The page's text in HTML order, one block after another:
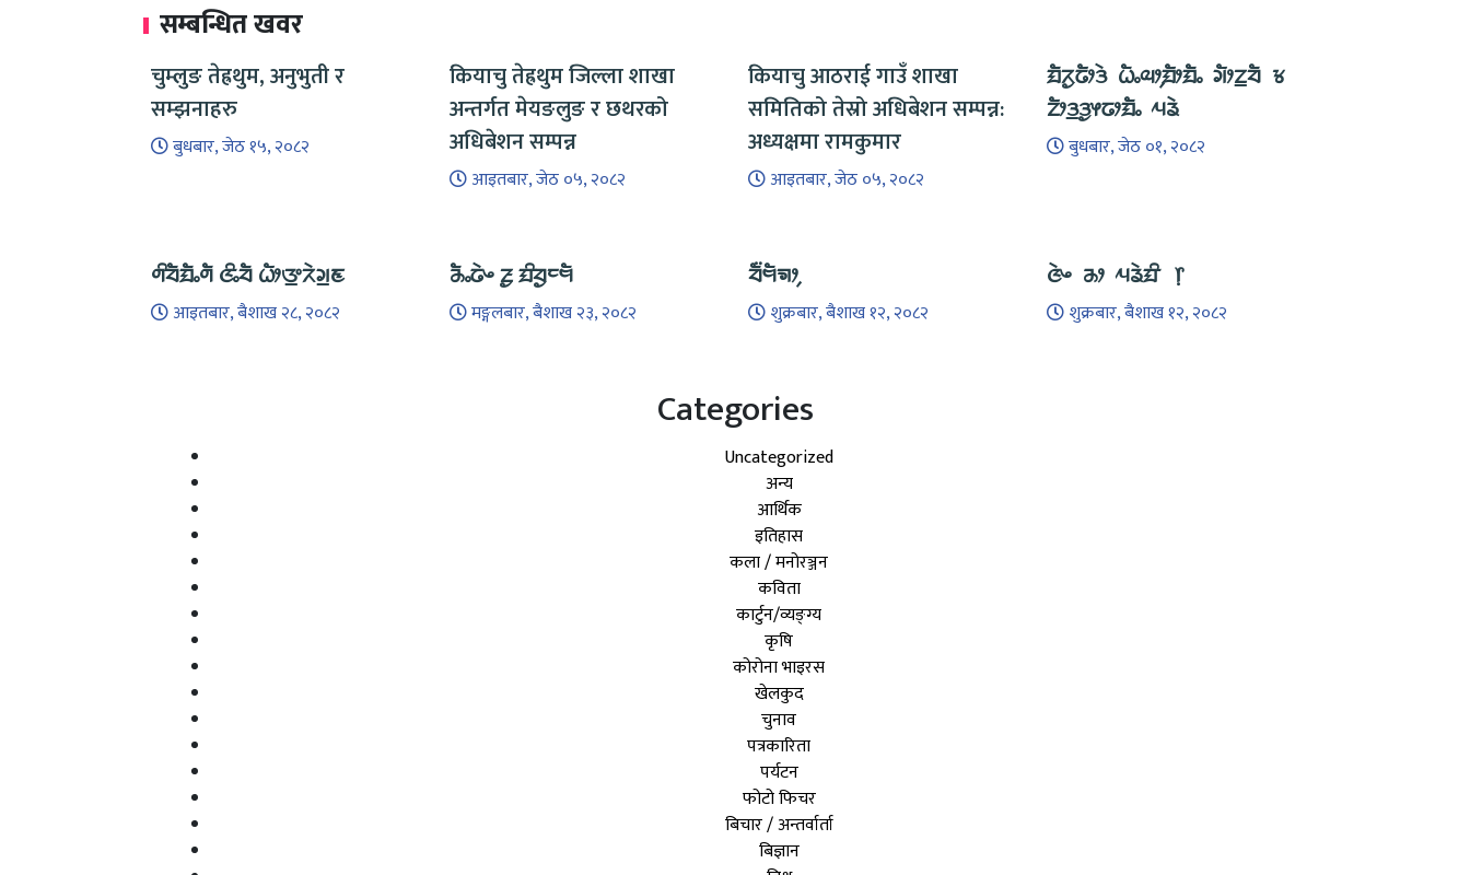
सम्बन्धित खवर
चुम्लुङ तेह्रथुम, अनुभुती र
सम्झनाहरु
बुधबार, जेठ १५, २०८२
कियाचु तेह्रथुम जिल्ला शाखा
अन्तर्गत मेयङलुङ र छथरको
अधिबेशन सम्पन्न
आइतबार, जेठ ०५, २०८२
कियाचु आठराई गाउँ शाखा
समितिको तेस्रो अधिबेशन सम्पन्न:
अध्यक्षमा रामकुमार
आइतबार, जेठ ०५, २०८२
ᤀᤠᤖᤢᤒᤥᤋᤧ ᤐᤠᤱᤓᤣ᤹ᤀᤥᤀᤠᤱ ᤆᤥᤁ᤻ᤔᤠ ᤃ
ᤁᤥᤋ᤻ᤋᤢᤶᤒᤣᤀᤠᤱ ᤘᤕᤧ
बुधबार, जेठ ०१, २०८२
ᤛᤡᤔᤠᤀᤠᤱᤛᤠ ᤜᤡᤱᤔᤠ ᤐᤥᤅ᤻ᤖᤧᤆ᤻ᤇ
आइतबार, बैशाख २८, २०८२
ᤌᤠᤱᤒᤧᤴ ᤏᤢ ᤀᤡᤔᤢᤰᤗᤠ
मङ्गलबार, बैशाख २३, २०८२
ᤔᤠ᤺ᤗᤠᤈᤣ᤹
शुक्रबार, बैशाख १२, २०८२
ᤜᤧᤴ ᤌᤣ ᤘᤕᤧᤀᤡ ᥅
शुक्रबार, बैशाख १२, २०८२
Categories
Uncategorized
अन्य
आर्थिक
इतिहास
कला / मनोरञ्जन
कविता
कार्टुन/व्यङ्ग्य
कृषि
कोरोना भाइरस
खेलकुद
चुनाव
पत्रकारिता
पर्यटन
फोटो फिचर
बिचार / अन्तर्वार्ता
बिज्ञान